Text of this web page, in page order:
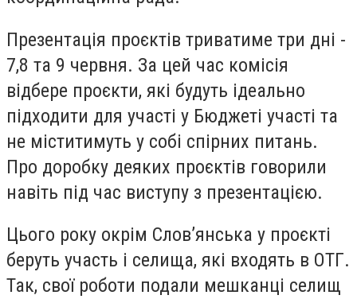
Презентація проєктів триватиме три дні -
7,8 та 9 червня. За цей час комісія
відбере проєкти, які будуть ідеально
підходити для участі у Бюджеті участі та
не міститимуть у собі спірних питань.
Про доробку деяких проєктів говорили
навіть під час виступу з презентацією.
Цього року окрім Слов’янська у проєкті
беруть участь і селища, які входять в ОТГ.
Так, свої роботи подали мешканці селищ